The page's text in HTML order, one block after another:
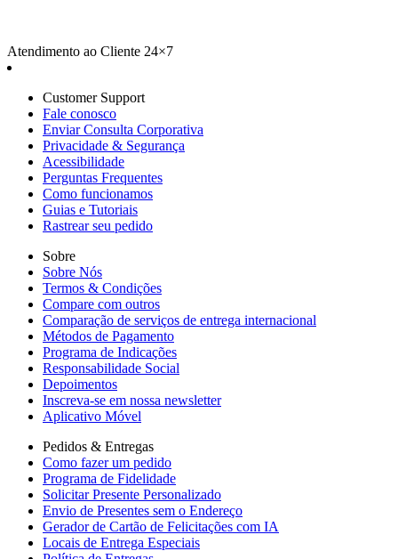
Atendimento ao Cliente 24×7
Customer Support
Fale conosco
Enviar Consulta Corporativa
Privacidade & Segurança
Acessibilidade
Perguntas Frequentes
Como funcionamos
Guias e Tutoriais
Rastrear seu pedido
Sobre
Sobre Nós
Termos & Condições
Compare com outros
Comparação de serviços de entrega internacional
Métodos de Pagamento
Programa de Indicações
Responsabilidade Social
Depoimentos
Inscreva-se em nossa newsletter
Aplicativo Móvel
Pedidos & Entregas
Como fazer um pedido
Programa de Fidelidade
Solicitar Presente Personalizado
Envio de Presentes sem o Endereço
Gerador de Cartão de Felicitações com IA
Locais de Entrega Especiais